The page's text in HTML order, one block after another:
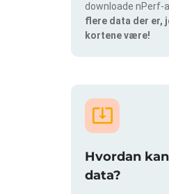
downloade nPerf-
flere data der er,
kortene være!
Hvordan
data?